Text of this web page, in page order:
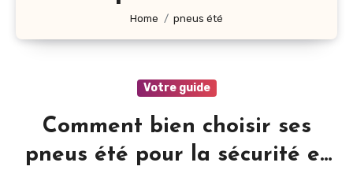
Home pneus été
Votre guide
Comment bien choisir ses
pneus été pour la sécurité et